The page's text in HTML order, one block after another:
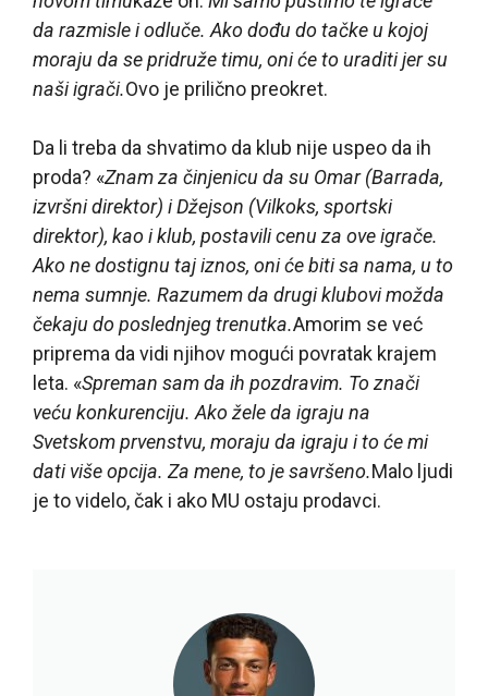
da razmisle i odluče. Ako dođu do tačke u kojoj
moraju da se pridruže timu, oni će to uraditi jer su
naši igrači.Ovo je prilično preokret.
Da li treba da shvatimo da klub nije uspeo da ih
proda? «Znam za činjenicu da su Omar (Barrada,
izvršni direktor) i Džejson (Vilkoks, sportski
direktor), kao i klub, postavili cenu za ove igrače.
Ako ne dostignu taj iznos, oni će biti sa nama, u to
nema sumnje. Razumem da drugi klubovi možda
čekaju do poslednjeg trenutka.Amorim se već
priprema da vidi njihov mogući povratak krajem
leta. «Spreman sam da ih pozdravim. To znači
veću konkurenciju. Ako žele da igraju na
Svetskom prvenstvu, moraju da igraju i to će mi
dati više opcija. Za mene, to je savršeno.Malo ljudi
je to videlo, čak i ako MU ostaju prodavci.